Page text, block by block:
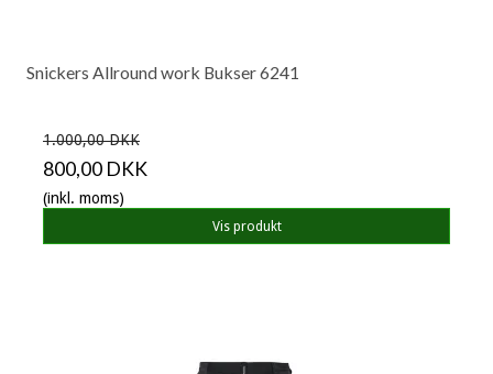
Snickers Allround work Bukser 6241
1.000,00 DKK
800,00 DKK
(inkl. moms)
Vis produkt